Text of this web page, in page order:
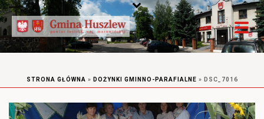
STRONA GŁÓWNA » DOŻYNKI GMINNO-PARAFIALNE » DSC_7016